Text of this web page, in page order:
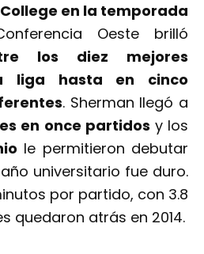
en la temporada
Oeste brilló
los diez mejores
liga hasta en cinco
. Sherman llegó a
en once partidos y los
le permitieron debutar
año universitario fue duro.
por partido, con 3.8
quedaron atrás en 2014.